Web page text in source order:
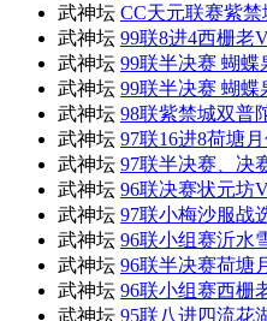
武神坛 CC天元联赛紫
武神坛 99联8进4西栅老
武神坛 99联半决赛 蝴
武神坛 99联半决赛 蝴
武神坛 98联紫禁城双普
武神坛 97联16进8荷塘
武神坛 97联半决赛、决
武神坛 96联决赛状元坊
武神坛 97联小梅沙服战
武神坛 96联小组赛沂水
武神坛 96联半决赛荷塘
武神坛 96联小组赛西栅
武神坛 95联八进四流花